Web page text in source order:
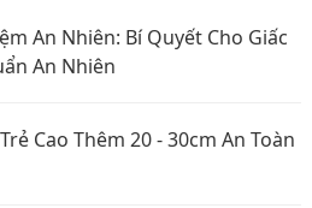
An Nhiên: Bí Quyết Cho Giấc
An Nhiên
Cao Thêm 20 - 30cm An Toàn